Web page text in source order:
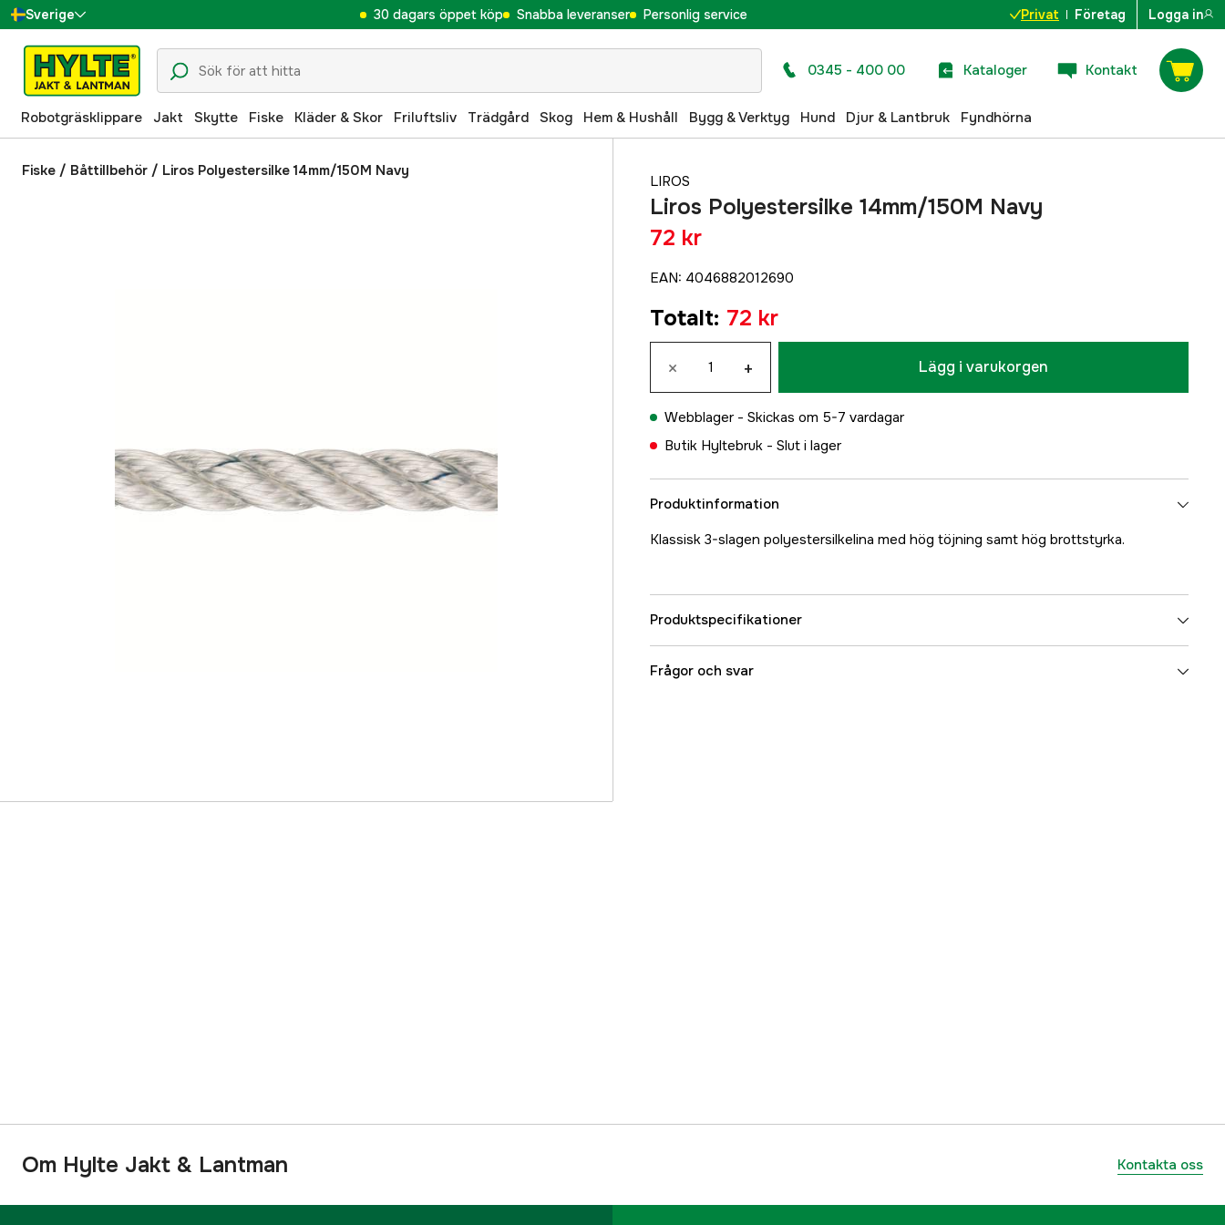
Sverige
Danmark
Suomi
Norge
Deutschland
30 dagars öppet köp Snabba leveranser Personlig service Privat Företag Logga in
0345 - 400 00 Kataloger Kontakt
Robotgräsklippare Jakt Skytte Fiske Kläder & Skor Friluftsliv Trädgård Skog Hem & Hushåll Bygg & Verktyg Hund Djur & Lantbruk Fyndhörna
Fiske / Båttillbehör / Liros Polyestersilke 14mm/150M Navy
LIROS
Liros Polyestersilke 14mm/150M Navy
72 kr
EAN: 4046882012690
Totalt: 72 kr
× + Lägg i varukorgen
Webblager - Skickas om 5-7 vardagar
Butik Hyltebruk - Slut i lager
Produktinformation
Klassisk 3-slagen polyestersilkelina med hög töjning samt hög brottstyrka.
Produktspecifikationer
Referensnummer
Frågor och svar
Om Hylte Jakt & Lantman Kontakta oss